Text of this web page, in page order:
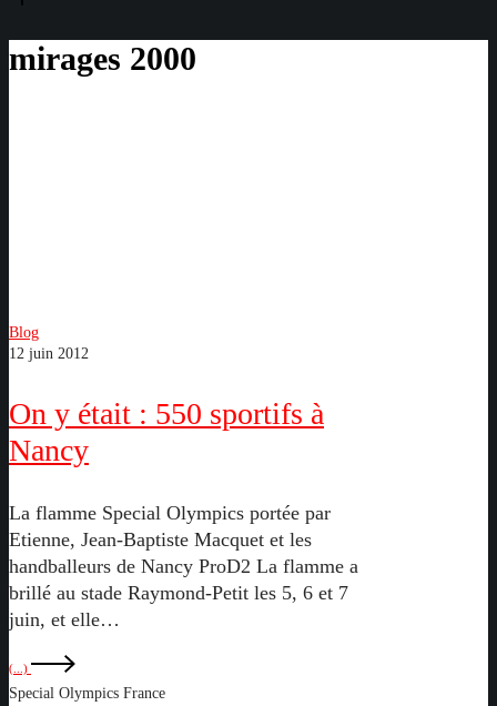
mirages 2000
On
y
:
550
sportifs
Nancy
Blog
12 juin 2012
On y était : 550 sportifs à
Nancy
La flamme Special Olympics portée par
Etienne, Jean-Baptiste Macquet et les
handballeurs de Nancy ProD2 La flamme a
brillé au stade Raymond-Petit les 5, 6 et 7
juin, et elle…
(...)
Special Olympics France